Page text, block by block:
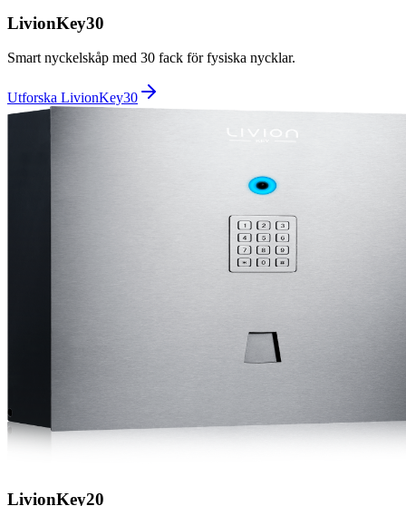
LivionKey30
Smart nyckelskåp med 30 fack för fysiska nycklar.
Utforska LivionKey30
LivionKey20